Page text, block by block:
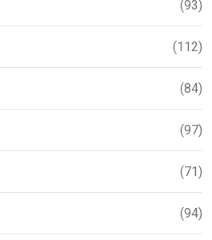
(93)
(112)
(84)
(97)
(71)
(94)